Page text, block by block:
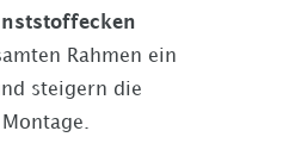
Rahmen ein
steigern die